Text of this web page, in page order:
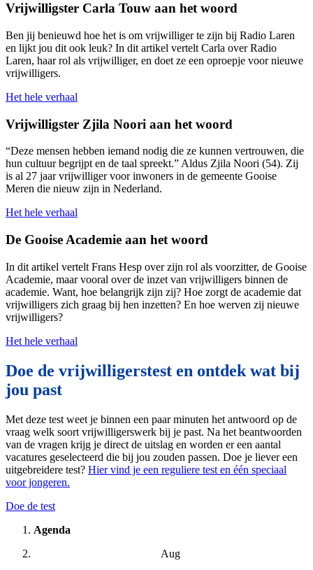
Vrijwilligster Carla Touw aan het woord
Ben jij benieuwd hoe het is om vrijwilliger te zijn bij Radio Laren
en lijkt jou dit ook leuk? In dit artikel vertelt Carla over Radio
Laren, haar rol als vrijwilliger, en doet ze een oproepje voor nieuwe
vrijwilligers.
Het hele verhaal
Vrijwilligster Zjila Noori aan het woord
“Deze mensen hebben iemand nodig die ze kunnen vertrouwen, die
hun cultuur begrijpt en de taal spreekt.” Aldus Zjila Noori (54). Zij
is al 27 jaar vrijwilliger voor inwoners in de gemeente Gooise
Meren die nieuw zijn in Nederland.
Het hele verhaal
De Gooise Academie aan het woord
In dit artikel vertelt Frans Hesp over zijn rol als voorzitter, de Gooise
Academie, maar vooral over de inzet van vrijwilligers binnen de
academie. Want, hoe belangrijk zijn zij? Hoe zorgt de academie dat
vrijwilligers zich graag bij hen inzetten? En hoe werven zij nieuwe
vrijwilligers?
Het hele verhaal
Doe de vrijwilligerstest en ontdek wat bij
jou past
Met deze test weet je binnen een paar minuten het antwoord op de
vraag welk soort vrijwilligerswerk bij je past. Na het beantwoorden
van de vragen krijg je direct de uitslag en worden er een aantal
vacatures geselecteerd die bij jou zouden passen. Doe je liever een
uitgebreidere test? Hier vind je een reguliere test en één speciaal
voor jongeren.
Doe de test
Agenda
Aug